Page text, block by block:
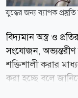
যুদ্ধের জন্য ব্যাপক
বিদ্যমান অস্ত্র ও
সংযোজন, অভ্যন্তরীণ
শক্তিশালী করার
করা হচ্ছে বলে